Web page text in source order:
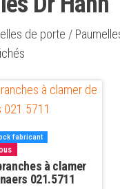
de porte /
popularité
fabricant
à clamer
021.5711